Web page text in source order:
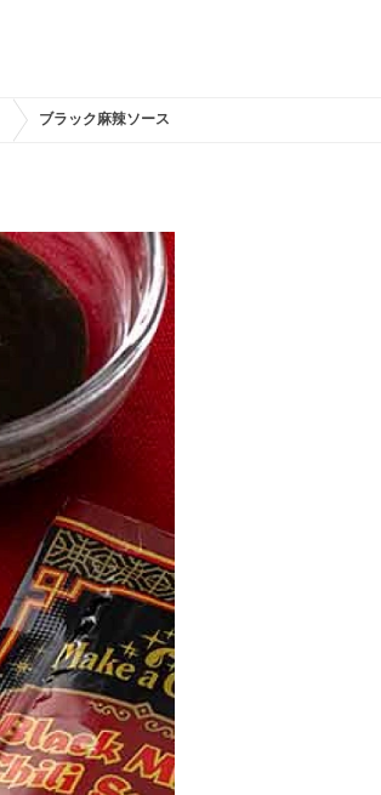
ブラック麻辣ソース